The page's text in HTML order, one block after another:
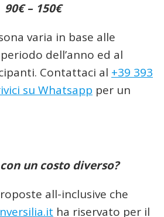
90€ – 150€
varia in base alle
dell’anno ed al
Contattaci al +39 393
su Whatsapp per un
un costo diverso?
all-inclusive che
ha riservato per il